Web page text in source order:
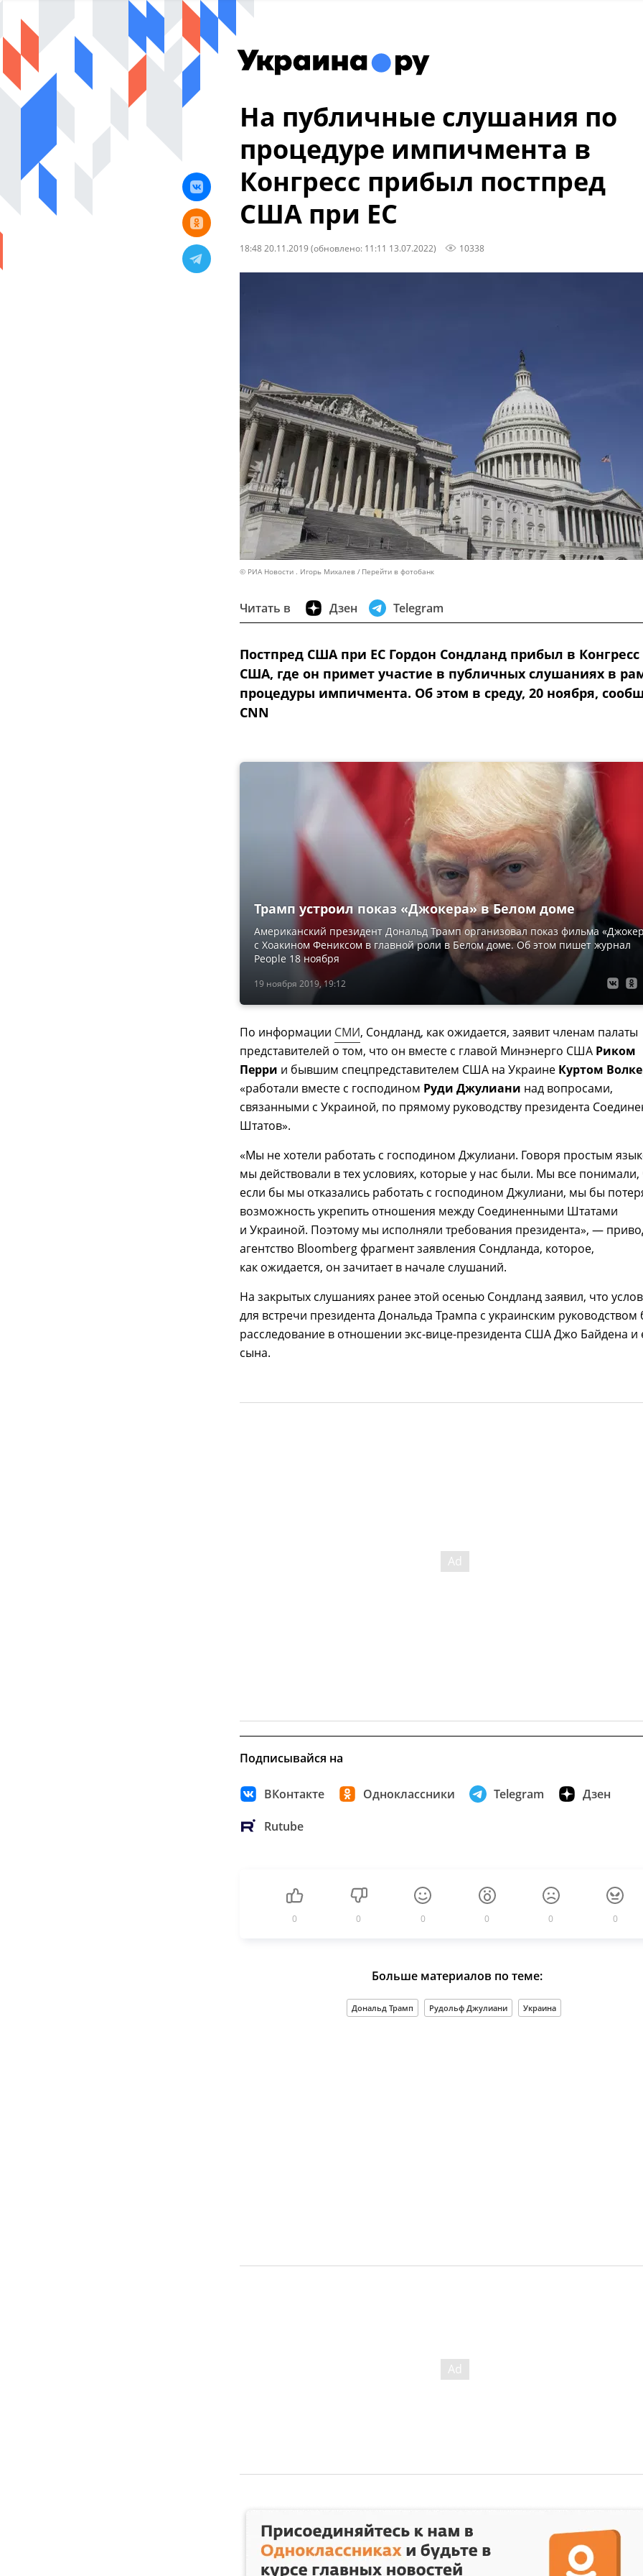
На публичные слушания по
процедуре импичмента в
Конгресс прибыл постпред
США при ЕС
18:48 20.11.2019(обновлено: 11:11 13.07.2022) 10338
© РИА Новости . Игорь Михалев Перейти в фотобанк
Читать в Дзен Telegram
Постпред США при ЕС Гордон Сондланд прибыл в Конгресс
США, где он примет участие в публичных слушаниях в
процедуры импичмента. Об этом в среду, 20 ноября,
CNN
19 ноября 2019, 19:12
Трамп устроил показ «Джокера» в Белом доме
Американский президент Дональд Трамп организовал показ фильма
с Хоакином Фениксом в главной роли в Белом доме. Об этом пишет журнал
People 18 ноября
По информации СМИ, Сондланд, как ожидается, заявит членам палаты
представителей о том, что он вместе с главой Минэнерго США Риком
Перри и бывшим спецпредставителем США на Украине Куртом
«работали вместе с господином Руди Джулиани над вопросами,
связанными с Украиной, по прямому руководству президента
Штатов».
«Мы не хотели работать с господином Джулиани. Говоря простым
мы действовали в тех условиях, которые у нас были. Мы все понимали,
если бы мы отказались работать с господином Джулиани, мы бы
возможность укрепить отношения между Соединенными Штатами
и Украиной. Поэтому мы исполняли требования президента», —
агентство Bloomberg фрагмент заявления Сондланда, которое,
как ожидается, он зачитает в начале слушаний.
На закрытых слушаниях ранее этой осенью Сондланд заявил, что
для встречи президента Дональда Трампа с украинским руководством
расследование в отношении экс-вице-президента США Джо Байдена и
сына.
Подписывайся на
ВКонтакте Одноклассники Telegram Дзен
Rutube
0 0 0 0 0 0
Больше материалов по теме:
Дональд Трамп Рудольф Джулиани Украина